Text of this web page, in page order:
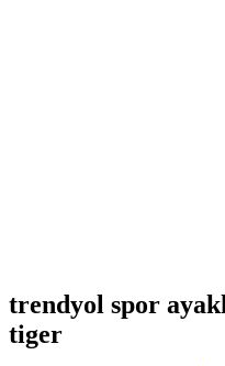
trendyol spor
tiger